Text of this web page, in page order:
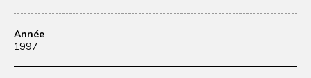
Année
1997